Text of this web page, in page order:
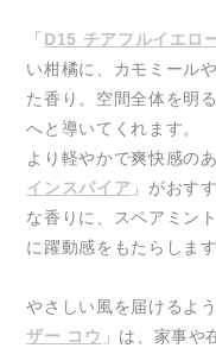
「 D15 チアフルイエロ
い柑橘に、カモミール
た香り。空間全体を明
へと導いてくれます。
より軽やかで爽快感の
インスパイア 」がおす
な香りに、スペアミン
に躍動感をもたらします
やさしい風を届けるよ
ザー コウ 」は、家事や